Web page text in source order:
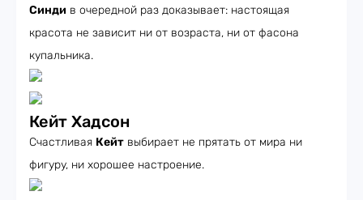
Синди в очередной раз доказывает: настоящая
красота не зависит ни от возраста, ни от фасона
купальника.
Кейт Хадсон
Счастливая Кейт выбирает не прятать от мира ни
фигуру, ни хорошее настроение.